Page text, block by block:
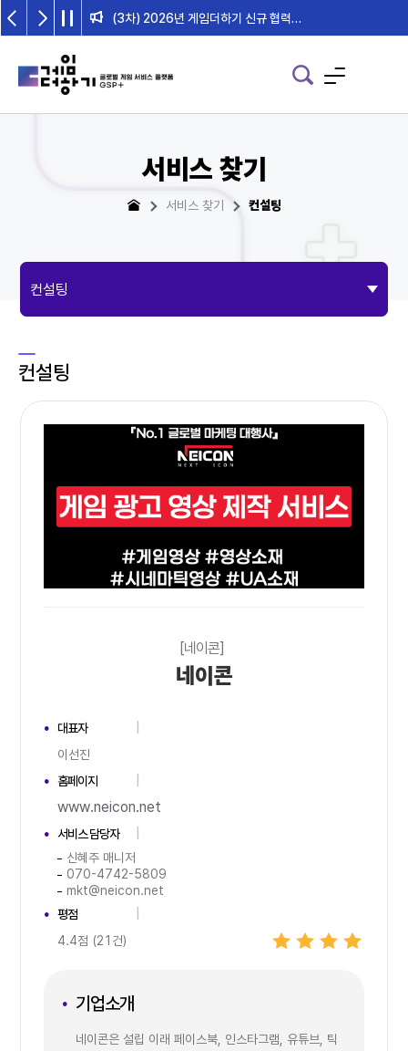
서비스 찾기
서비스 찾기 컨설팅
컨설팅
[네이콘]
네이콘
대표자
이선진
홈페이지
www.neicon.net
서비스 담당자
신혜주 매니저
070-4742-5809
mkt@neicon.net
평점
4.4점 (21건)
기업소개
네이콘은 설립 이래 페이스북, 인스타그램, 유튜브, 틱